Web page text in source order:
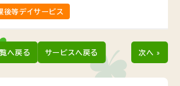
後等デイサービス
へ戻る サービスへ戻る 次へ »